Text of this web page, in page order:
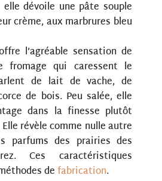
dévoile une pâte souple
crème, aux marbrures bleu
l’agréable sensation de
fromage qui caressent le
de lait de vache, de
de bois. Peu salée, elle
dans la finesse plutôt
révèle comme nulle autre
parfums des prairies des
Ces caractéristiques
defabrication.